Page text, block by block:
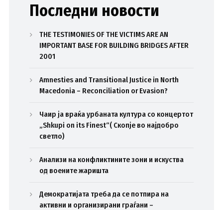
Последни новости
THE TESTIMONIES OF THE VICTIMS ARE AN
IMPORTANT BASE FOR BUILDING BRIDGES AFTER
2001
Amnesties and Transitional Justice in North
Macedonia – Reconciliation or Evasion?
Чаир ја враќа урбаната култура со концертот
„Shkupi on its Finest“( Скопје во најдобро
светло)
Анализи на конфликтините зони и искуства
од воените жаришта
Демократијата треба да се потпира на
активни и организирани граѓани –